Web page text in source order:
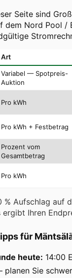
Seite sind
dem Nord Pool /
Art
Variabel — Spotpreis-
Auktion
Pro kWh
Pro kWh + Festbetrag
Prozent vom
Gesamtbetrag
Pro kWh
% Aufschlag auf
Ihren
für
heute: 14:00
Sie